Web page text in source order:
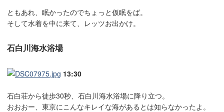
ともあれ、眠かったのでちょっと仮眠をば。
そして水着を中に来て、レッツお出かけ。
石白川海水浴場
13:30
石白荘から徒歩30秒、石白川海水浴場に降り立つ。
おおおー、東京にこんなキレイな海があるとは知らなかったよ。